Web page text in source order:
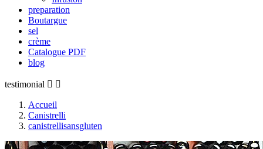
preparation
Boutargue
sel
crème
Catalogue PDF
blog
testimonial  
Accueil
Canistrelli
canistrellisansgluten